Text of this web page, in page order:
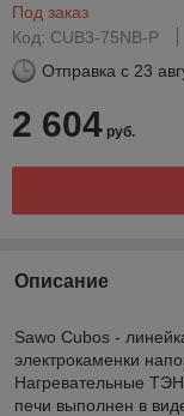
Под заказ
Код: CUB3-75NB-P
Отправка с 23
2 604 руб.
Описание
Sawo Cubos -
электрокаменки
Нагревательные
печи выполнен в